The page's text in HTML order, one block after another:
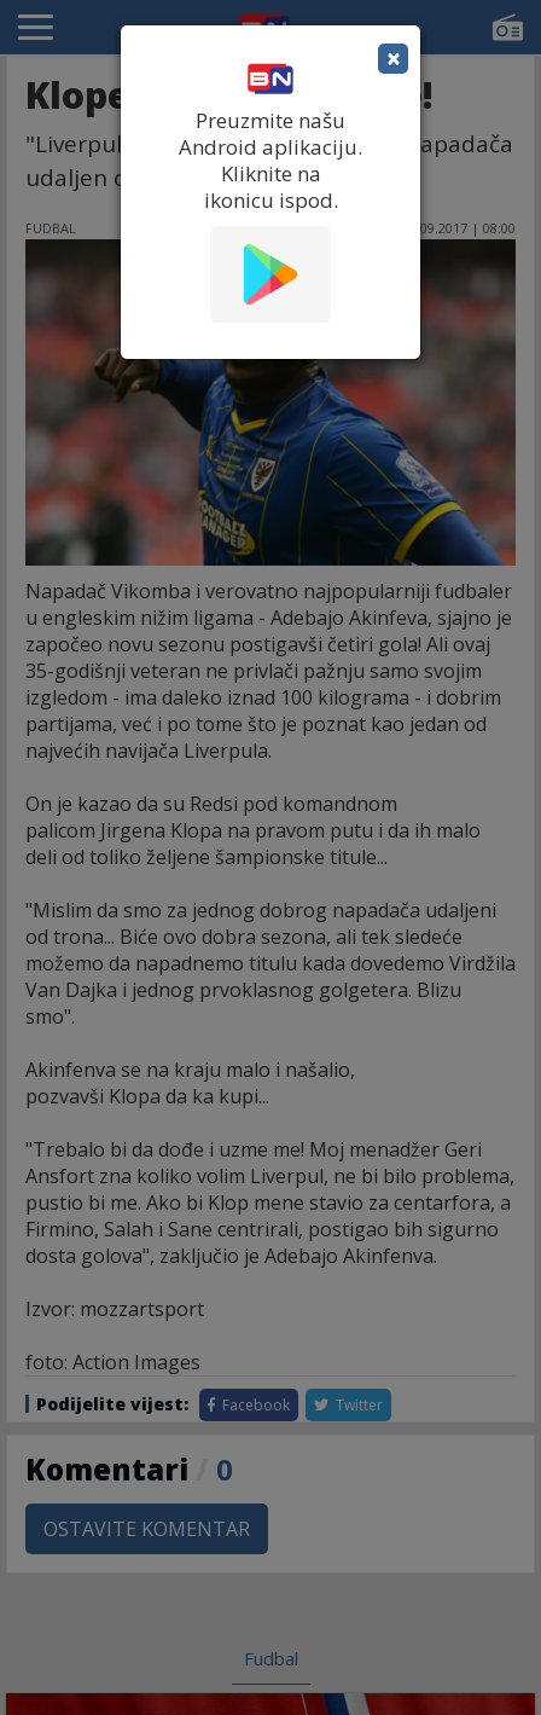
Klope, dođi i uzmi me!
"Liverpul je za jednog prvoklasnog napadača
udaljen od titule". . .
FUDBAL 04.09.2017 | 08:00
Napadač Vikomba i verovatno najpopularniji fudbaler
u engleskim nižim ligama - Adebajo Akinfeva, sjajno je
započeo novu sezonu postigavši četiri gola! Ali ovaj
35-godišnji veteran ne privlači pažnju samo svojim
izgledom - ima daleko iznad 100 kilograma - i dobrim
partijama, već i po tome što je poznat kao jedan od
najvećih navijača Liverpula.
On je kazao da su Redsi pod komandnom
palicom Jirgena Klopa na pravom putu i da ih malo
deli od toliko željene šampionske titule...
"Mislim da smo za jednog dobrog napadača udaljeni
od trona... Biće ovo dobra sezona, ali tek sledeće
možemo da napadnemo titulu kada dovedemo Virdžila
Van Dajka i jednog prvoklasnog golgetera. Blizu
smo".
Akinfenva se na kraju malo i našalio,
pozvavši Klopa da ka kupi...
"Trebalo bi da dođe i uzme me! Moj menadžer Geri
Ansfort zna koliko volim Liverpul, ne bi bilo problema,
pustio bi me. Ako bi Klop mene stavio za centarfora, a
Firmino, Salah i Sane centrirali, postigao bih sigurno
dosta golova", zaključio je Adebajo Akinfenva.
Izvor: mozzartsport
foto: Action Images
Podijelite vijest: Facebook Twitter
Komentari 0
OSTAVITE KOMENTAR
Fudbal
×
Preuzmite našu
Android aplikaciju.
Kliknite na
ikonicu ispod.